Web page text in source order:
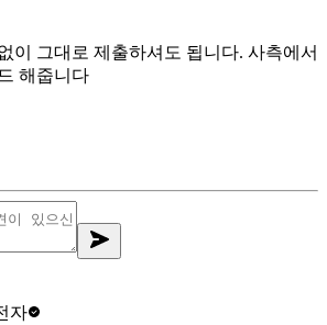
이 그대로 제출하셔도 됩니다. 사측에서
해줍니다
자